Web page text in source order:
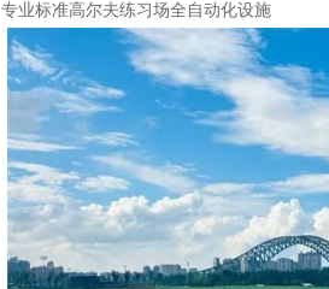
专业标准高尔夫练习场全自动化设施